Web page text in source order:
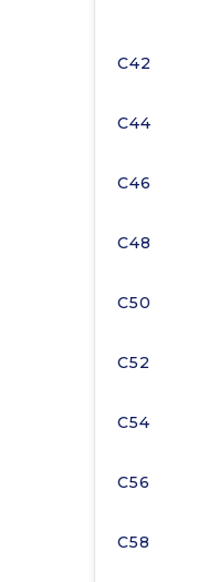
C42
C44
C46
C48
C50
C52
C54
C56
C58